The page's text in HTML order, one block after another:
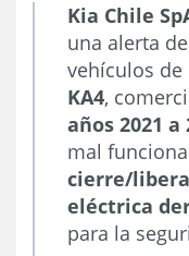
Kia Chile
una alerta
vehículos de
KA4,
años 2021 a
mal
cierre/
eléctrica
para la